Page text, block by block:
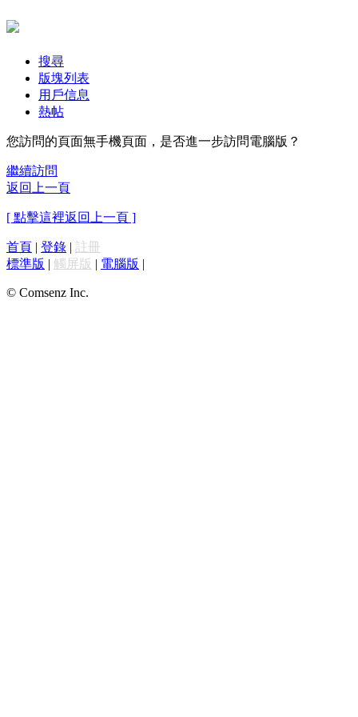
搜尋
版塊列表
用戶信息
熱帖
您訪問的頁面無手機頁面，是否進一步訪問電腦版？
繼續訪問
返回上一頁
[ 點擊這裡返回上一頁 ]
首頁 | 登錄 | 註冊
標準版 | 觸屏版 | 電腦版 |
© Comsenz Inc.